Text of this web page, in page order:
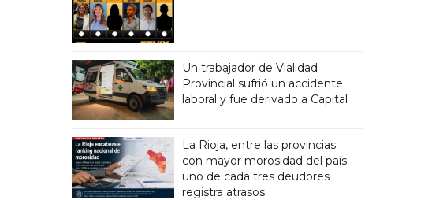
Un trabajador de Vialidad
Provincial sufrió un accidente
laboral y fue derivado a Capital
La Rioja, entre las provincias
con mayor morosidad del país:
uno de cada tres deudores
registra atrasos